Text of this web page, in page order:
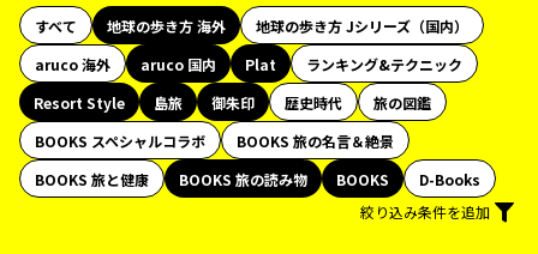
すべて 地球の歩き方 海外
地球の歩き方 Jシリーズ（国内）
aruco 海外
aruco 国内 Plat
ランキング&テクニック
Resort Style
島旅 御朱印 歴史時代
旅の図鑑
BOOKS スペシャルコラボ
BOOKS 旅の名言＆絶景
BOOKS 旅と健康
BOOKS 旅の読み物 BOOKS
D-Books
絞り込み条件を追加